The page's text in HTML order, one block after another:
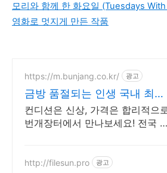
모리와 함께 한 화요일 (Tuesdays
영화로 멋지게 만든 작품
https://m.bunjang.co.kr/ 광고
금방 품절되는 인생 국내 최대
브랜드 중고거래
컨디션은 신상, 가격은 합리적으
번개장터에서 만나보세요! 전국 각
로드
http://filesun.pro 광고